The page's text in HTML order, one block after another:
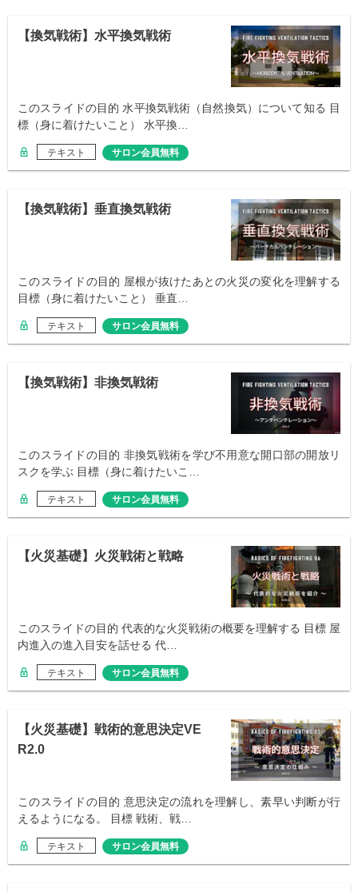
【換気戦術】水平換気戦術
このスライドの目的 水平換気戦術（自然換気）について知る 目
標（身に着けたいこと） 水平換…
テキスト サロン会員無料
【換気戦術】垂直換気戦術
このスライドの目的 屋根が抜けたあとの火災の変化を理解する
目標（身に着けたいこと） 垂直…
テキスト サロン会員無料
【換気戦術】非換気戦術
このスライドの目的 非換気戦術を学び不用意な開口部の開放リ
スクを学ぶ 目標（身に着けたいこ…
テキスト サロン会員無料
【火災基礎】火災戦術と戦略
このスライドの目的 代表的な火災戦術の概要を理解する 目標 屋
内進入の進入目安を話せる 代…
テキスト サロン会員無料
【火災基礎】戦術的意思決定VE
R2.0
このスライドの目的 意思決定の流れを理解し、素早い判断が行
えるようになる。 目標 戦術、戦…
テキスト サロン会員無料